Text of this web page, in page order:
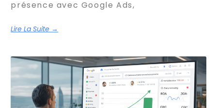
présence avec Google Ads,
Lire La Suite →